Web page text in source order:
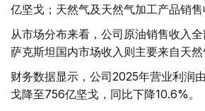
亿坚戈；天然气及天然气加工产品销售
从市场分布来看，公司原油销售收入
萨克斯坦国内市场收入则主要来自天然
财务数据显示，公司2025年营业利润
戈降至756亿坚戈，同比下降10.6%。